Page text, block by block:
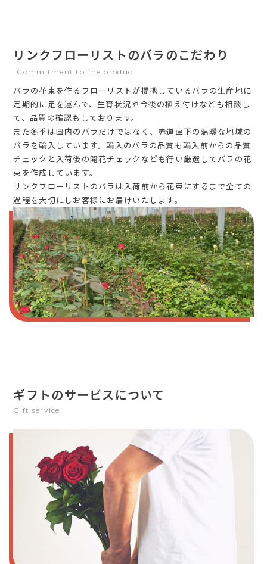
リンクフローリストのバラのこだわり
Commitment to the product
バラの花束を作るフローリストが提携しているバラの生産地に
定期的に足を運んで、生育状況や今後の植え付けなども相談し
て、品質の確認もしております。
また冬季は国内のバラだけではなく、赤道直下の温暖な地域の
バラを輸入しています。輸入のバラの品質も輸入前からの品質
チェックと入荷後の開花チェックなども行い厳選してバラの花
束を作成しています。
リンクフローリストのバラは入荷前から花束にするまで全ての
過程を大切にしお客様にお届けいたします。
ギフトのサービスについて
Gift service